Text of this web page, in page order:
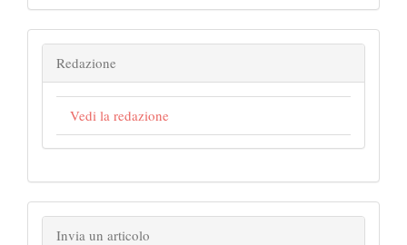
Redazione
Vedi la redazione
Invia un articolo